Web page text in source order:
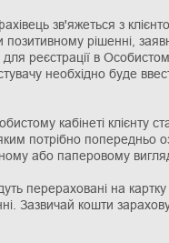
зв'яжеться з
рішенні,
реєстрації в
необхідно буде
кабінеті клієнту
потрібно попередньо
або паперовому
перераховані на картку
Зазвичай кошти